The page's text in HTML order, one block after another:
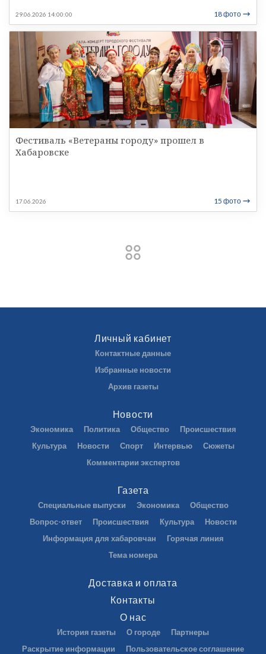
29.06.2026 14:00:00 18 фото
Фестиваль «Ветераны городу» прошел в
Хабаровске
17.06.2026 15 фото
Личный кабинет
Контактные данные
Избранные новости
Архив газеты
Новости
Экономика Политика Общество
Происшествия
Культура
Новости Спорт Интервью
Сюжеты
Комментарии экспертов
Газета
Специальные выпуски Экономика
Общество
Вопрос-ответ
Происшествия Культура
Новости
Информация для хабаровчан
Горячая линия
Тема номера
Доставка и оплата
Контакты
О нас
История газеты О городе
Партнеры
Раскрытие информации
Пользовательское соглашение